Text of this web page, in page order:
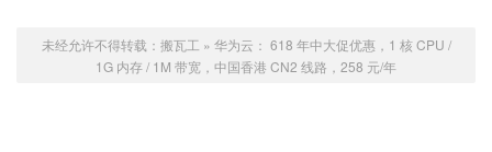
未经允许不得转载： 搬瓦工 » 华为云： 618 年中大促优惠，1 核 CPU /
1G 内存 / 1M 带宽，中国香港 CN2 线路，258 元/年